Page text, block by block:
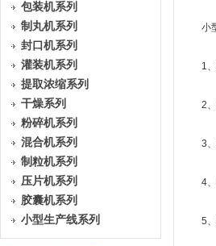
包装机系列
制丸机系列
封口机系列
灌装机系列
提取浓缩系列
干燥系列
粉碎机系列
混合机系列
制粒机系列
压片机系列
胶囊机系列
小型生产线系列
小型
1、
2、
3、
4、启
5、